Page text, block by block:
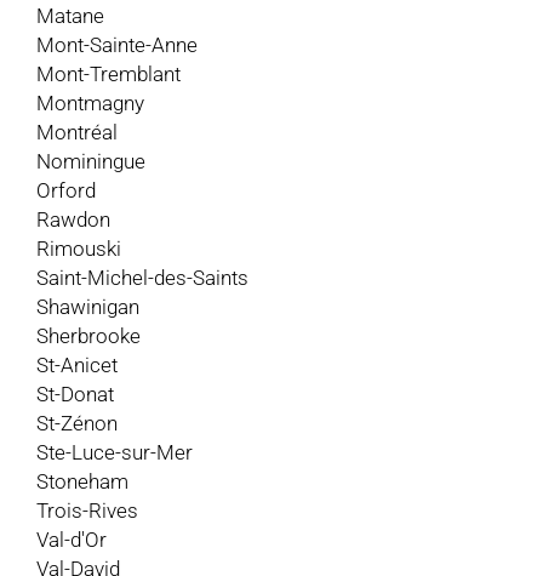
Matane
Mont-Sainte-Anne
Mont-Tremblant
Montmagny
Montréal
Nominingue
Orford
Rawdon
Rimouski
Saint-Michel-des-Saints
Shawinigan
Sherbrooke
St-Anicet
St-Donat
St-Zénon
Ste-Luce-sur-Mer
Stoneham
Trois-Rives
Val-d'Or
Val-David